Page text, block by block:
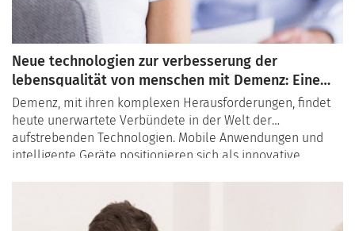
Neue technologien zur verbesserung der
lebensqualität von menschen mit Demenz: Eine
vielversprechende erkundung
Demenz, mit ihren komplexen Herausforderungen, findet
heute unerwartete Verbündete in der Welt der
aufstrebenden Technologien. Mobile Anwendungen und
intelligente Geräte positionieren sich als innovative
Möglichkeiten für eine personalisierte Unterstützung und
gestärkte Autonomie.